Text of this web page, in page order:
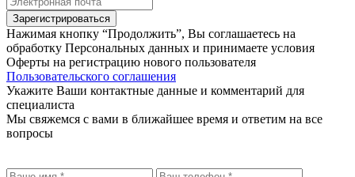
Зарегистрироваться
Нажимая кнопку “Продолжить”, Вы соглашаетесь на
обработку Персональных данных и принимаете условия
Оферты на регистрацию нового пользователя
Пользовательского соглашения
Укажите Ваши контактные данные и комментарий для
специалиста
Мы свяжемся с вами в ближайшее время и ответим на все
вопросы